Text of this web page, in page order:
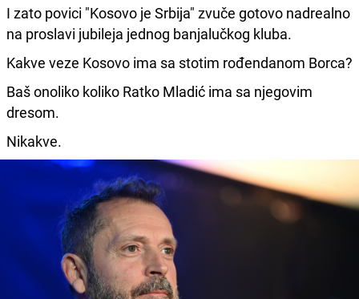
I zato povici "Kosovo je Srbija" zvuče gotovo nadrealno
na proslavi jubileja jednog banjalučkog kluba.
Kakve veze Kosovo ima sa stotim rođendanom Borca?
Baš onoliko koliko Ratko Mladić ima sa njegovim
dresom.
Nikakve.